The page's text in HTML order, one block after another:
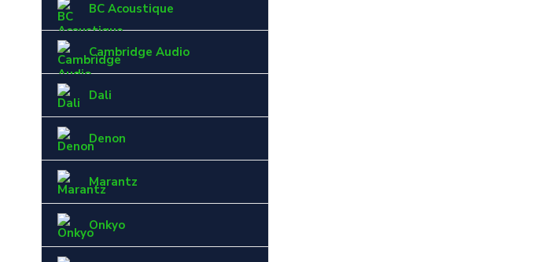
BC Acoustique
Cambridge Audio
Dali
Denon
Marantz
Onkyo